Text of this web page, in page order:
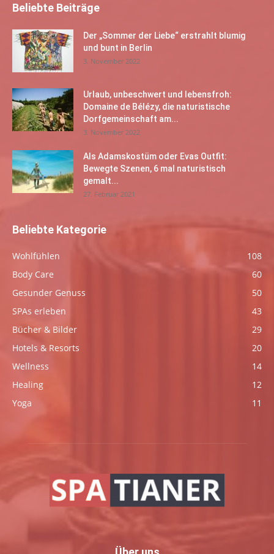
Beliebte Beiträge
Der „Sommer der Liebe“ erstrahlt blumig
und bunt in Berlin
3. November 2022
Urlaub, unbeschwert und lebensfroh:
Domaine de Bélézy, die naturistische
Dorfgemeinschaft am...
3. November 2022
Als Adamskostüm oder Evas Outfit:
Bewegte Szenen, 6 mal naturistisch
gemalt...
27. Februar 2021
Beliebte Kategorie
Wohlfühlen
108
Body Care
60
Gesunder Genuss
50
SPAs erleben
43
Bücher & Bilder
29
Hotels & Resorts
20
Wellness
14
Healing
12
Yoga
11